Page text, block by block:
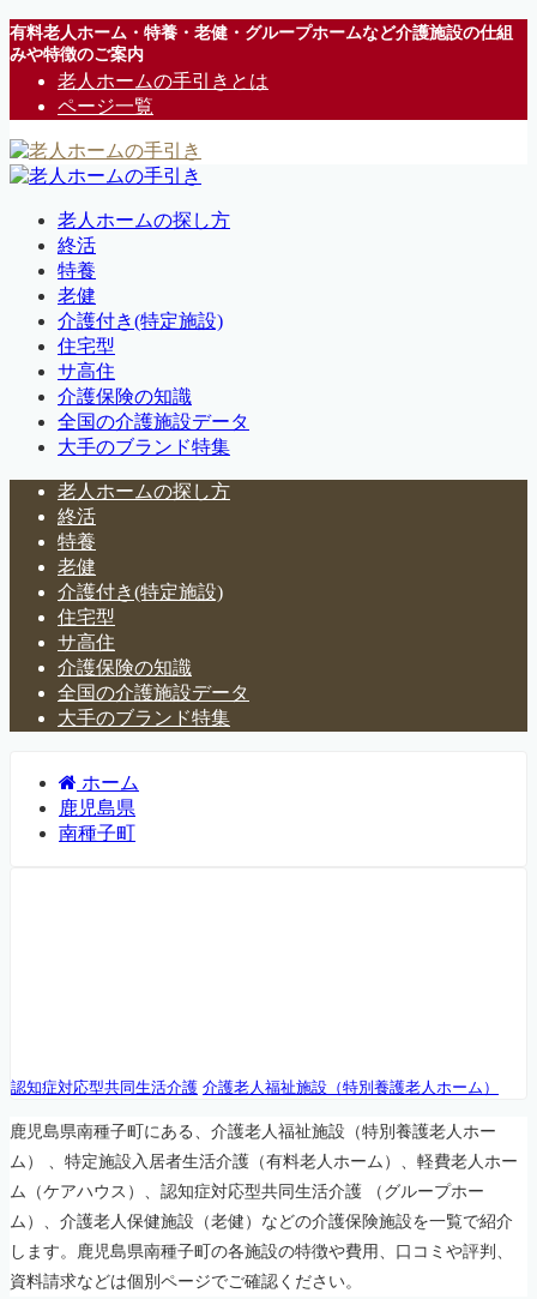
有料老人ホーム・特養・老健・グループホームなど介護施設の仕組
みや特徴のご案内
老人ホームの手引きとは
ページ一覧
老人ホームの探し方
終活
特養
老健
介護付き(特定施設)
住宅型
サ高住
介護保険の知識
全国の介護施設データ
大手のブランド特集
老人ホームの探し方
終活
特養
老健
介護付き(特定施設)
住宅型
サ高住
介護保険の知識
全国の介護施設データ
大手のブランド特集
ホーム
鹿児島県
南種子町
認知症対応型共同生活介護 介護老人福祉施設（特別養護老人ホーム）
鹿児島県南種子町にある、介護老人福祉施設（特別養護老人ホー
ム） 、特定施設入居者生活介護（有料老人ホーム）、軽費老人ホー
ム（ケアハウス）、認知症対応型共同生活介護 （グループホー
ム）、介護老人保健施設（老健）などの介護保険施設を一覧で紹介
します。鹿児島県南種子町の各施設の特徴や費用、口コミや評判、
資料請求などは個別ページでご確認ください。